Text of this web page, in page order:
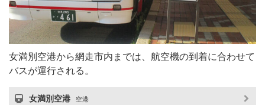
女満別空港から網走市内までは、航空機の到着に合わせて
バスが運行される。
女満別空港 空港